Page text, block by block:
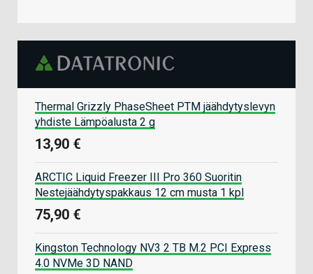
Thermal Grizzly PhaseSheet PTM jäähdytyslevyn
yhdiste Lämpöalusta 2 g
13,90 €
ARCTIC Liquid Freezer III Pro 360 Suoritin
Nestejäähdytyspakkaus 12 cm musta 1 kpl
75,90 €
Kingston Technology NV3 2 TB M.2 PCI Express
4.0 NVMe 3D NAND